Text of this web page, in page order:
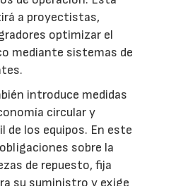
a proyectistas,
optimizar el
mediante sistemas de
introduce medidas
circular y
de los equipos. En este
sobre la
de repuesto, fija
su suministro y exige